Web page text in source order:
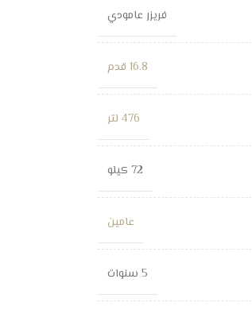
فريزر عامودي
16.8 قدم
476 لتر
72 كيلو
عامين
5 سنوات